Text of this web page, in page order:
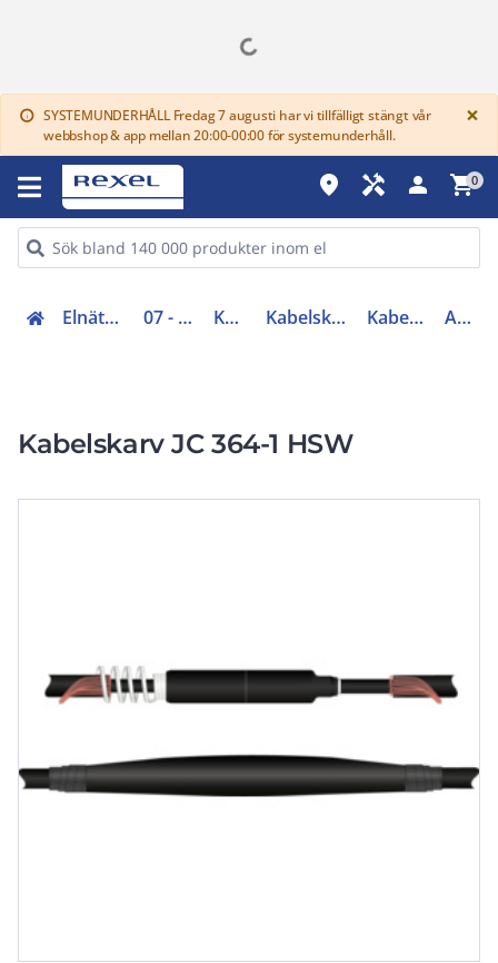
info SYSTEMUNDERHÅLL Fredag 7 augusti har vi tillfälligt stängt vår
webbshop & app mellan 20:00-00:00 för systemunderhåll.
×
place handyman person shopping_cart0
Elnätsmateriel (06-09) 07 - Kabeltillbehör Kabelskarvar Kabelskarv mellanspänning Kabelskarvar 36kV + A00001193
Kabelskarv JC 364-1 HSW